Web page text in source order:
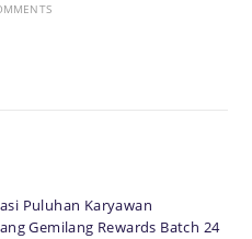
Puluhan Karyawan
Gemilang Rewards Batch 24